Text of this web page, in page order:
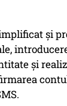
și
și